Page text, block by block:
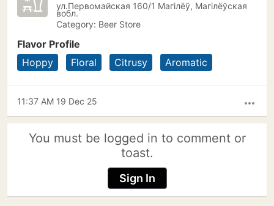
ул.Первомайская 160/1 Магілёў, Магілёўская
вобл.
Category: Beer Store
Flavor Profile
Hoppy
Floral Citrusy Aromatic
more_horiz
11:37 AM 19 Dec 25
You must be logged in to comment or
toast.
Sign In